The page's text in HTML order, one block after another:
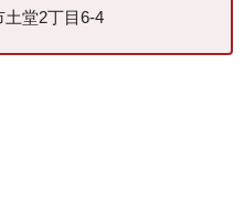
堂2丁目6-4